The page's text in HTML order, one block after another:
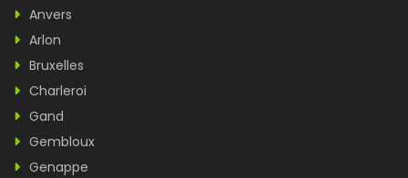
Anvers
Arlon
Bruxelles
Charleroi
Gand
Gembloux
Genappe